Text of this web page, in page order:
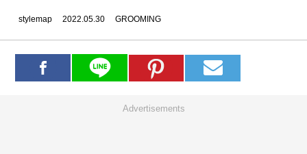
stylemap 2022.05.30 GROOMING
Advertisements